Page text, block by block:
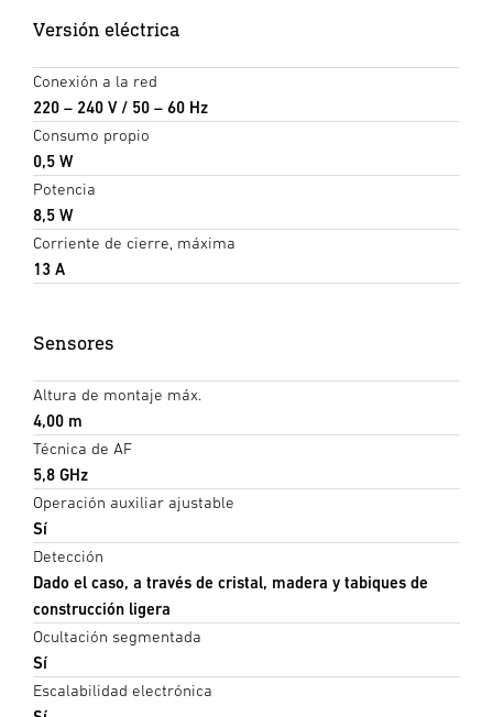
Versión eléctrica
Conexión a la red
220 – 240 V / 50 – 60 Hz
Consumo propio
0,5 W
Potencia
8,5 W
Corriente de cierre, máxima
13 A
Sensores
Altura de montaje máx.
4,00 m
Técnica de AF
5,8 GHz
Operación auxiliar ajustable
Sí
Detección
Dado el caso, a través de cristal, madera y tabiques de
construcción ligera
Ocultación segmentada
Sí
Escalabilidad electrónica